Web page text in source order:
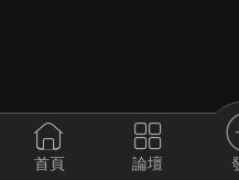
首頁 論壇